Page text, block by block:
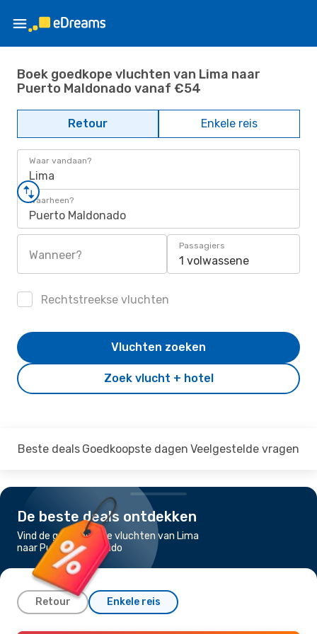
Boek goedkope vluchten van Lima naar
Puerto Maldonado vanaf €54
Retour Enkele reis
Waar vandaan?
Lima
Waarheen?
Puerto Maldonado
Wanneer?
Passagiers
1 volwassene
Rechtstreekse vluchten
Zoek vlucht + hotel
Vluchten zoeken
Beste deals Goedkoopste dagen Veelgestelde vragen
De beste deals ontdekken
Vind de goedkoopste vluchten van Lima
naar Puerto Maldonado
Retour Enkele reis